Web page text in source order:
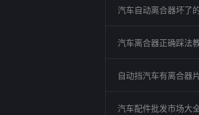
汽车自动离合器坏了
汽车离合器正确踩法
自动挡汽车有离合器
汽车配件批发市场大